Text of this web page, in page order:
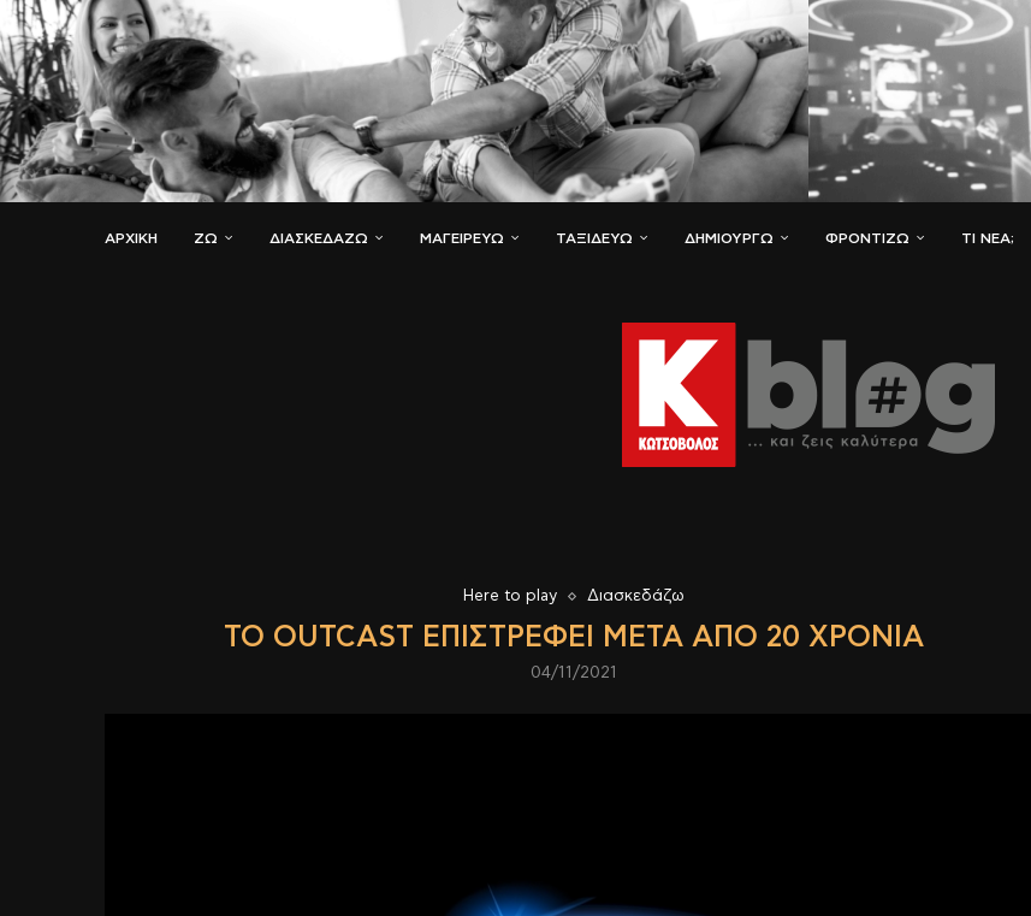
ΑΡΧΙΚΗ ΖΏ ΔΙΑΣΚΕΔΆΖΩ ΜΑΓΕΙΡΕΎΩ ΤΑΞΙΔΕΎΩ ΔΗΜΙΟΥΡΓΏ ΦΡΟΝΤΊΖΩ ΤΙ ΝΈΑ;
Here to play Διασκεδάζω
TO OUTCAST ΕΠΙΣΤΡΈΦΕΙ ΜΕΤΆ ΑΠΌ 20 ΧΡΌΝΙΑ
04/11/2021